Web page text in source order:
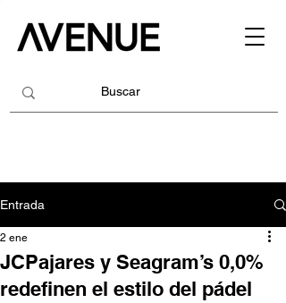
Entrada
JCPajares y Seagram’s 0,0%
redefinen el estilo del pádel
2 ene